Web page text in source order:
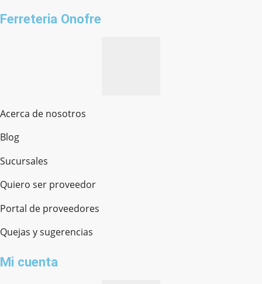
Ferreteria Onofre
Acerca de nosotros
Blog
Sucursales
Quiero ser proveedor
Portal de proveedores
Quejas y sugerencias
Mi cuenta